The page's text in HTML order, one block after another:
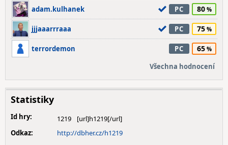
adam.kulhanek PC 80
jjjaaarrraaa PC 75
terrordemon PC 65
Všechna hodnocení
Statistiky
Id hry:
1219
Odkaz:
http://dbher.cz/h1219